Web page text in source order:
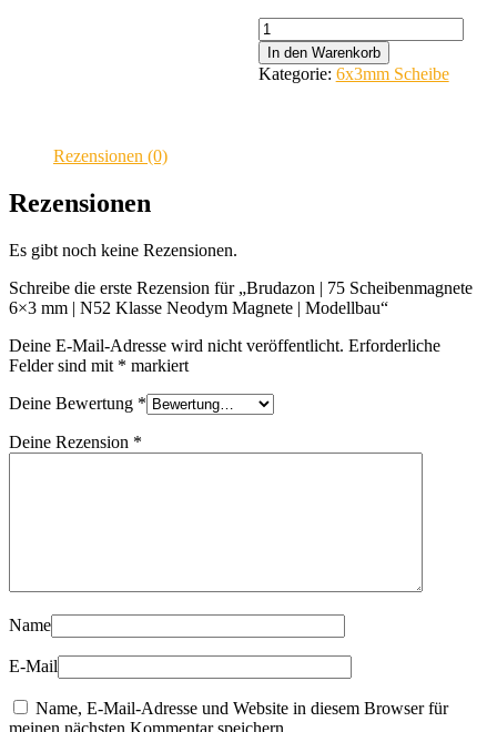
Brudazon
|
75
Scheibenmagnete
Menge
In den Warenkorb
Kategorie: 6x3mm Scheibe
Rezensionen (0)
Rezensionen
Es gibt noch keine Rezensionen.
Schreibe die erste Rezension für „Brudazon | 75 Scheibenmagnete
6×3 mm | N52 Klasse Neodym Magnete | Modellbau“
Deine E-Mail-Adresse wird nicht veröffentlicht. Erforderliche
Felder sind mit * markiert
Deine Bewertung *
Deine Rezension *
Name
E-Mail
Name, E-Mail-Adresse und Website in diesem Browser für
meinen nächsten Kommentar speichern.